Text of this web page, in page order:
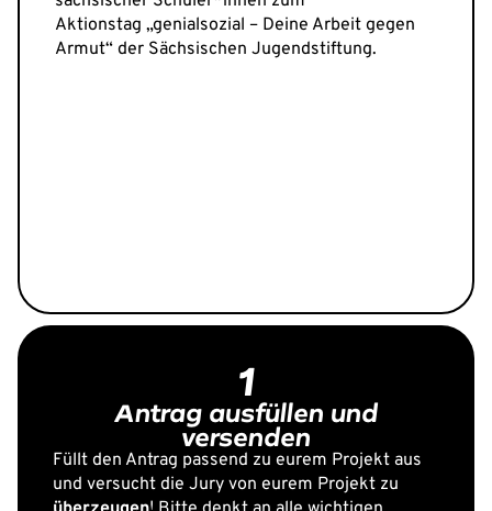
Aktionstag „genialsozial – Deine Arbeit gegen
Armut“ der Sächsischen Jugendstiftung.
1
Antrag ausfüllen und
versenden
Füllt den Antrag passend zu eurem Projekt aus
und versucht die Jury von eurem Projekt zu